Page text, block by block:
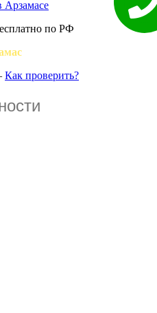
Арзамасе
по РФ
Как проверить?